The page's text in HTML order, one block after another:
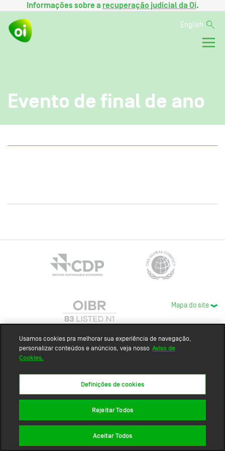
Informações sobre a recuperação judicial da Oi.
English
Evento de final de ano
Mapa do site
Usamos cookies pra melhorar sua experiência de navegação,
personalizar conteúdos e anúncios, veja nosso Aviso de
Cookies.
Definições de cookies
Rejeitar Todos
Aceitar Todos